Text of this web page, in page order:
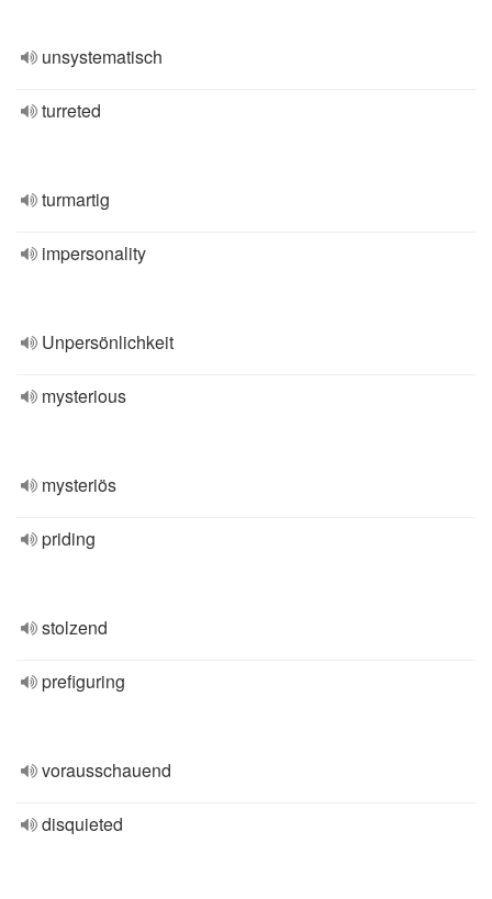
unsystematisch
turreted
turmartig
impersonality
Unpersönlichkeit
mysterious
mysteriös
priding
stolzend
prefiguring
vorausschauend
disquieted